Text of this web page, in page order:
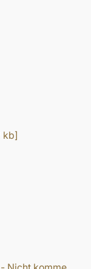
kb]